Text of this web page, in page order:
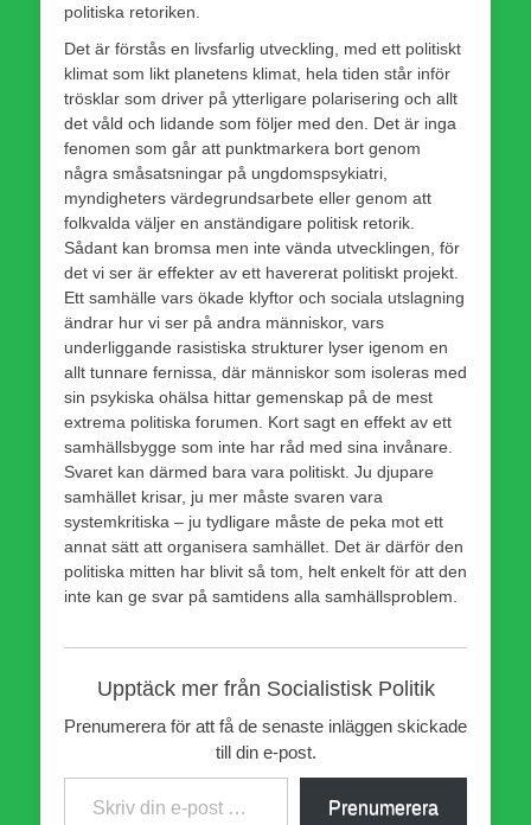
politiska retoriken.
Det är förstås en livsfarlig utveckling, med ett politiskt
klimat som likt planetens klimat, hela tiden står inför
trösklar som driver på ytterligare polarisering och allt
det våld och lidande som följer med den. Det är inga
fenomen som går att punktmarkera bort genom
några småsatsningar på ungdomspsykiatri,
myndigheters värdegrundsarbete eller genom att
folkvalda väljer en anständigare politisk retorik.
Sådant kan bromsa men inte vända utvecklingen, för
det vi ser är effekter av ett havererat politiskt projekt.
Ett samhälle vars ökade klyftor och sociala utslagning
ändrar hur vi ser på andra människor, vars
underliggande rasistiska strukturer lyser igenom en
allt tunnare fernissa, där människor som isoleras med
sin psykiska ohälsa hittar gemenskap på de mest
extrema politiska forumen. Kort sagt en effekt av ett
samhällsbygge som inte har råd med sina invånare.
Svaret kan därmed bara vara politiskt. Ju djupare
samhället krisar, ju mer måste svaren vara
systemkritiska – ju tydligare måste de peka mot ett
annat sätt att organisera samhället. Det är därför den
politiska mitten har blivit så tom, helt enkelt för att den
inte kan ge svar på samtidens alla samhällsproblem.
Upptäck mer från Socialistisk Politik
Prenumerera för att få de senaste inläggen skickade
till din e-post.
Skriv din e-post …
Prenumerera